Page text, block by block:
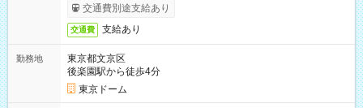
交通費別途支給あり
交通費 支給あり
勤務地
東京都文京区
後楽園駅から徒歩4分
東京ドーム